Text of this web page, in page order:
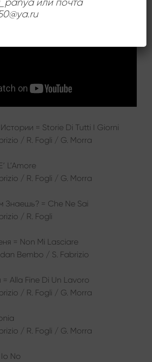
= Storie Di Tutti I Giorni
/ R. Fogli / G. Morra
L’Amore
/ R. Fogli / G. Morra
Знаешь? = Сhe Ne Sai
/ R. Fogli
= Non Mi Lasciare
Bembo / S. Fabrizio
Alla Fine Di Un Lavoro
/ R. Fogli / G. Morra
/ R. Fogli / G. Morra
No